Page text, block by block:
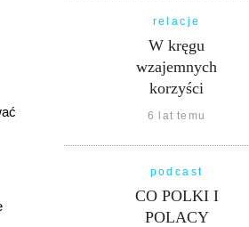
relacje
W kręgu
wzajemnych
korzyści
6 lat temu
podcast
CO POLKI I
POLACY